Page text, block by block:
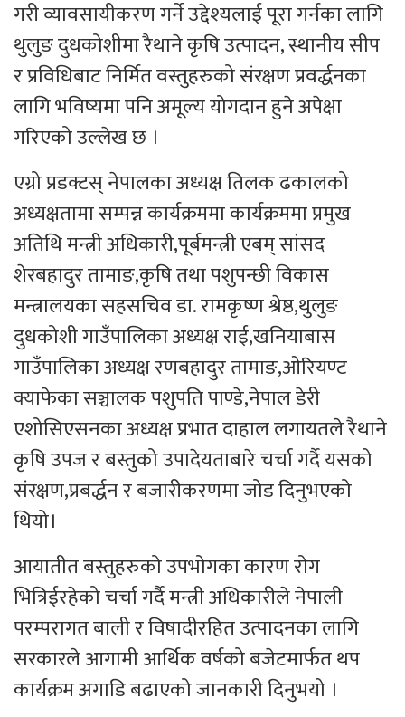
गरी व्यावसायीकरण गर्ने उद्देश्यलाई पूरा गर्नका लागि
थुलुङ दुधकोशीमा रैथाने कृषि उत्पादन, स्थानीय सीप
र प्रविधिबाट निर्मित वस्तुहरुको संरक्षण प्रवर्द्धनका
लागि भविष्यमा पनि अमूल्य योगदान हुने अपेक्षा
गरिएको उल्लेख छ ।
एग्रो प्रडक्टस् नेपालका अध्यक्ष तिलक ढकालको
अध्यक्षतामा सम्पन्न कार्यक्रममा कार्यक्रममा प्रमुख
अतिथि मन्त्री अधिकारी,पूर्बमन्त्री एबम् सांसद
शेरबहादुर तामाङ,कृषि तथा पशुपन्छी विकास
मन्त्रालयका सहसचिव डा. रामकृष्ण श्रेष्ठ,थुलुङ
दुधकोशी गाउँपालिका अध्यक्ष राई,खनियाबास
गाउँपालिका अध्यक्ष रणबहादुर तामाङ,ओरियण्ट
क्याफेका सञ्चालक पशुपति पाण्डे,नेपाल डेरी
एशोसिएसनका अध्यक्ष प्रभात दाहाल लगायतले रैथाने
कृषि उपज र बस्तुको उपादेयताबारे चर्चा गर्दै यसको
संरक्षण,प्रबर्द्धन र बजारीकरणमा जोड दिनुभएको
थियो।
आयातीत बस्तुहरुको उपभोगका कारण रोग
भित्रिईरहेको चर्चा गर्दै मन्त्री अधिकारीले नेपाली
परम्परागत बाली र विषादीरहित उत्पादनका लागि
सरकारले आगामी आर्थिक वर्षको बजेटमार्फत थप
कार्यक्रम अगाडि बढाएको जानकारी दिनुभयो ।